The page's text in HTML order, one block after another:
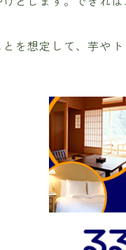
を想定して、芋や